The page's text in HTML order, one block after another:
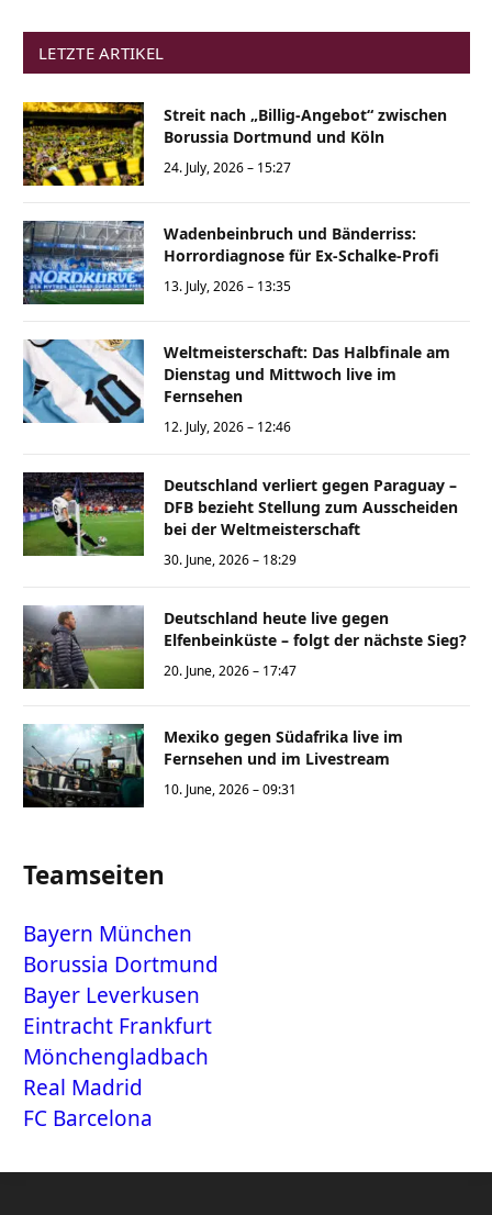
LETZTE ARTIKEL
Streit nach „Billig-Angebot“ zwischen
Borussia Dortmund und Köln
24. July, 2026 – 15:27
Wadenbeinbruch und Bänderriss:
Horrordiagnose für Ex-Schalke-Profi
13. July, 2026 – 13:35
Weltmeisterschaft: Das Halbfinale am
Dienstag und Mittwoch live im
Fernsehen
12. July, 2026 – 12:46
Deutschland verliert gegen Paraguay –
DFB bezieht Stellung zum Ausscheiden
bei der Weltmeisterschaft
30. June, 2026 – 18:29
Deutschland heute live gegen
Elfenbeinküste – folgt der nächste Sieg?
20. June, 2026 – 17:47
Mexiko gegen Südafrika live im
Fernsehen und im Livestream
10. June, 2026 – 09:31
Teamseiten
Bayern München
Borussia Dortmund
Bayer Leverkusen
Eintracht Frankfurt
Mönchengladbach
Real Madrid
FC Barcelona